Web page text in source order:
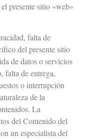
presente sitio «web»
falta de
del presente sitio
de datos o servicios
falta de entrega,
o interrupción
de la
La
del Contenido del
un especialista del